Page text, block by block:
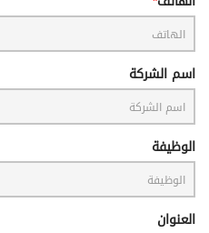
اسم الشركة
الوظيفة
العنوان